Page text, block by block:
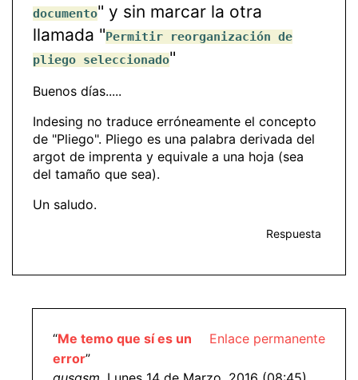
documento" y sin marcar la otra
llamada "Permitir reorganización de
pliego seleccionado"
Buenos días.....
Indesing no traduce erróneamente el concepto
de "Pliego". Pliego es una palabra derivada del
argot de imprenta y equivale a una hoja (sea
del tamaño que sea).
Un saludo.
Respuesta
Enlace permanente
“Me temo que sí es un
error”